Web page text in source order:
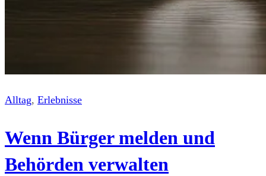
Alltag, Erlebnisse
Wenn Bürger melden und
Behörden verwalten